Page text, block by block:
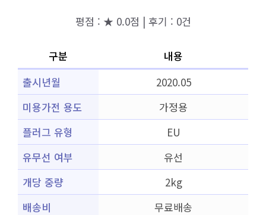
평점 : ★ 0.0점 | 후기 : 0건
구분
내용
출시년월
2020.05
미용가전 용도
가정용
플러그 유형
EU
유무선 여부
유선
개당 중량
2kg
배송비
무료배송